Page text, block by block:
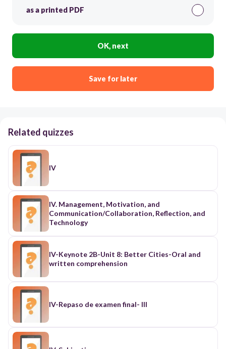
as a printed PDF
OK, next
Save for later
Related quizzes
IV
IV. Management, Motivation, and
Communication/Collaboration, Reflection, and
Technology
IV-Keynote 2B-Unit 8: Better Cities-Oral and
written comprehension
IV-Repaso de examen final- III